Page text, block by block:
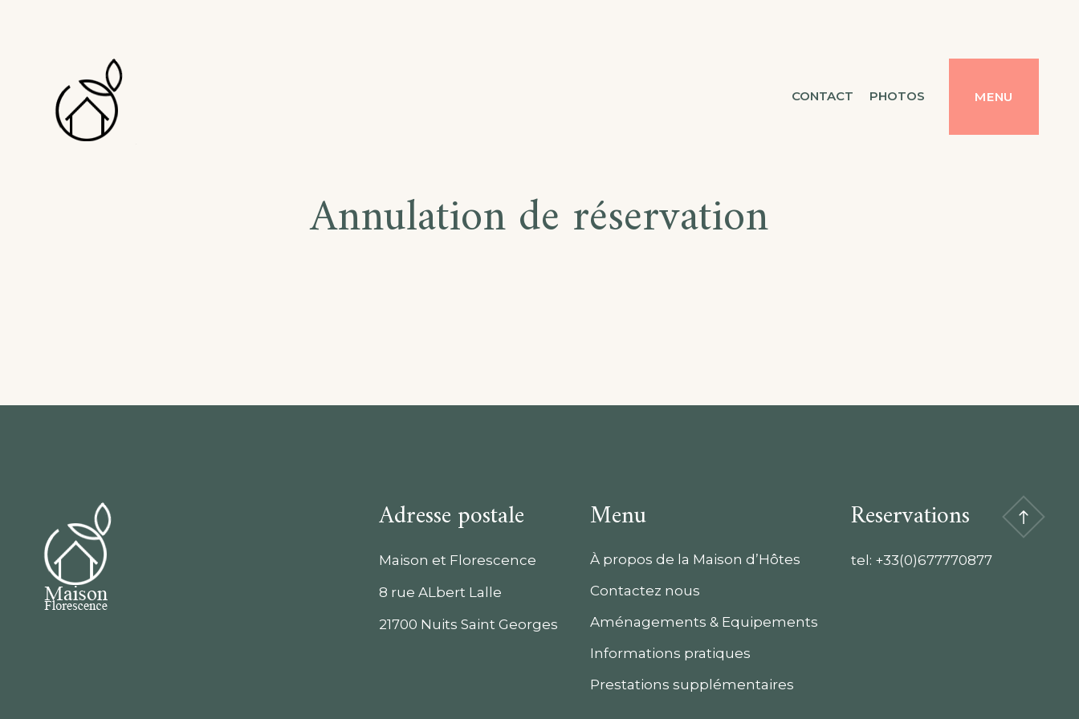
CONTACT PHOTOS MENU
Annulation de réservation
Adresse postale
Maison et Florescence
8 rue ALbert Lalle
21700 Nuits Saint Georges
Menu
À propos de la Maison d’Hôtes
Contactez nous
Aménagements & Equipements
Informations pratiques
Prestations supplémentaires
Reservations
tel: +33(0)677770877